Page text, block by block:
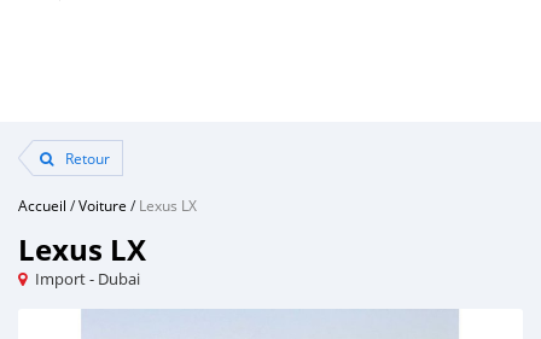
Retour
Accueil /Voiture /Lexus LX
Lexus LX
Import - Dubai